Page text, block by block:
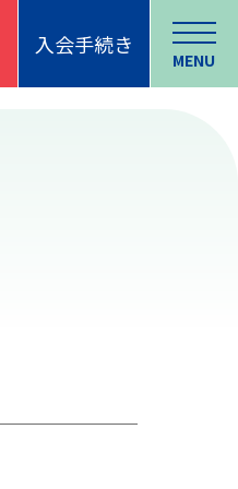
入会手続き
MENU